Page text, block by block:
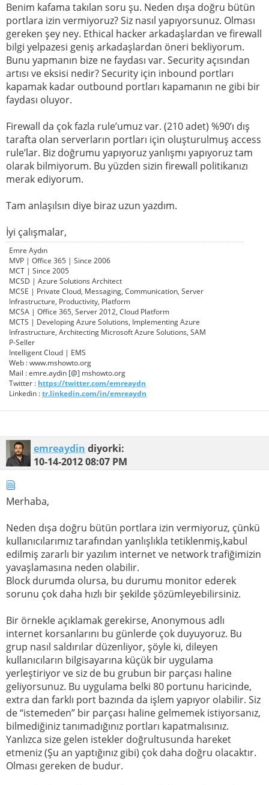
Benim kafama takılan soru şu. Neden dışa doğru bütün
portlara izin vermiyoruz? Siz nasıl yapıyorsunuz. Olması
gereken şey ney. Ethical hacker arkadaşlardan ve firewall
bilgi yelpazesi geniş arkadaşlardan öneri bekliyorum.
Bunu yapmanın bize ne faydası var. Security açısından
artısı ve eksisi nedir? Security için inbound portları
kapamak kadar outbound portları kapamanın ne gibi bir
faydası oluyor.
Firewall da çok fazla rule’umuz var. (210 adet) %90’ı dış
tarafta olan serverların portları için oluşturulmuş access
rule’lar. Biz doğrumu yapıyoruz yanlışmı yapıyoruz tam
olarak bilmiyorum. Bu yüzden sizin firewall politikanızı
merak ediyorum.
Tam anlaşılsın diye biraz uzun yazdım.
İyi çalışmalar,
Emre Aydın
MVP | Office 365 | Since 2006
MCT | Since 2005
MCSD | Azure Solutions Architect
MCSE | Private Cloud, Messaging, Communication, Server
Infrastructure, Productivity, Platform
MCSA | Office 365, Server 2012, Cloud Platform
MCTS | Developing Azure Solutions, Implementing Azure
Infrastructure, Architecting Microsoft Azure Solutions, SAM
P-Seller
Intelligent Cloud | EMS
Web : www.mshowto.org
Mail : emre.aydin [@] mshowto.org
Twitter : https://twitter.com/emreaydn
Linkedin :tr.linkedin.com/in/emreaydn
emreaydin diyorki:
10-14-201208:07 PM
Merhaba,
Neden dışa doğru bütün portlara izin vermiyoruz, çünkü
kullanıcılarımız tarafından yanlışlıkla tetiklenmiş,kabul
edilmiş zararlı bir yazılım internet ve network trafiğimizin
yavaşlamasına neden olabilir.
Block durumda olursa, bu durumu monitor ederek
sorunu çok daha hızlı bir şekilde şözümleyebilirsiniz.
Bir örnekle açıklamak gerekirse, Anonymous adlı
internet korsanlarını bu günlerde çok duyuyoruz. Bu
grup nasıl saldırılar düzenliyor, şöyle ki, dileyen
kullanıcıların bilgisayarına küçük bir uygulama
yerleştiriyor ve siz de bu grubun bir parçası haline
geliyorsunuz. Bu uygulama belki 80 portunu haricinde,
extra dan farklı port bazında da işlem yapıyor olabilir. Siz
de “istemeden” bir parçası haline gelmemek istiyorsanız,
bilmediğiniz tanımadığınız portları kapatmalısınız.
Yanlızca size gelen istekler doğrultusunda hareket
etmeniz (Şu an yaptığınız gibi) çok daha doğru olacaktır.
Olması gereken de budur.